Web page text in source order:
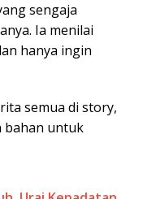
sengaja
Ia menilai
hanya ingin
semua di story,
bahan untuk